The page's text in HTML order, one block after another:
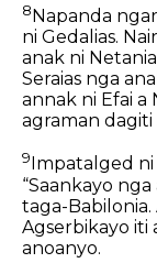
8 Napanda
ni Gedalias.
anak ni
Seraias nga
annak ni Efai a
agraman dagiti
9 Impatalged
“Saankayo
taga-
Agserbikayo iti
anoanyo.